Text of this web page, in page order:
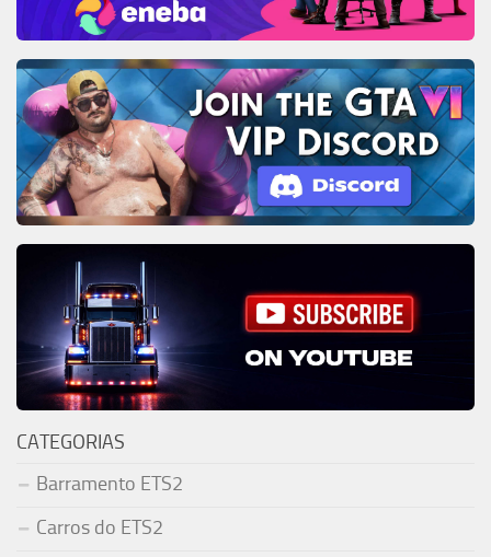
CATEGORIAS
Barramento ETS2
Carros do ETS2